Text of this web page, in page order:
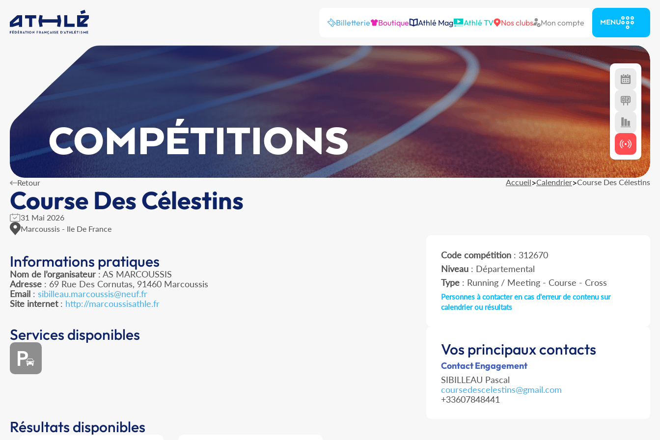
Billetterie Boutique Athlé Mag Athlé TV Nos clubs Mon compte MENU
COMPÉTITIONS
Retour Accueil>Calendrier>Course Des Célestins
Course Des Célestins
31 Mai 2026
Marcoussis - Ile De France
Informations pratiques
Nom de l’organisateur : AS MARCOUSSIS
Adresse : 69 Rue Des Cornutas, 91460 Marcoussis
Email : sibilleau.marcoussis@neuf.fr
Site internet: http://marcoussisathle.fr
Code compétition: 312670
Niveau: Départemental
Type: Running / Meeting - Course - Cross
Personnes à contacter en cas d'erreur de contenu sur
calendrier ou résultats
Services disponibles
Vos principaux contacts
Contact Engagement
SIBILLEAU Pascal
coursedescelestins@gmail.com
+33607848441
Résultats disponibles